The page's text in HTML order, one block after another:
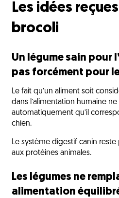
Les idées
brocoli
Un légume sain pour
pas forcément pour
Le fait qu’un aliment soit
dans l’alimentation humaine
automatiquement qu’il
chien.
Le système digestif canin
aux protéines animales.
Les légumes ne
alimentation